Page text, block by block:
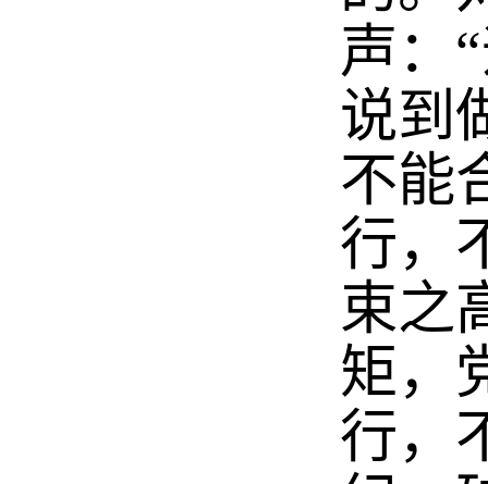
声：
说到
不能
行，
束之
矩，
行，